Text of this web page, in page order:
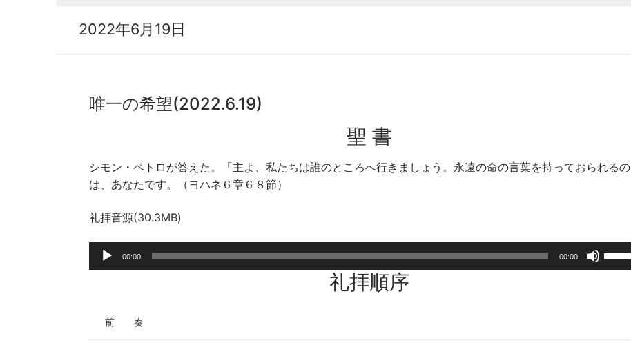
2022年6月19日
唯一の希望(2022.6.19)
聖 書
シモン・ペトロが答えた。「主よ、私たちは誰のところへ行きましょう。永遠の命の言葉を持っておられるの
は、あなたです。（ヨハネ６章６８節）
礼拝音源(30.3MB)
声
00:00 00:00
リ
礼拝順序
前 奏